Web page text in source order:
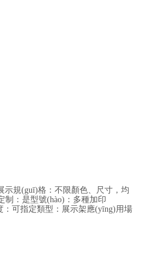
(guī)格：不限顏色、尺寸，均
制：是型號(hào)：多種加印
可指定類型：展示架應(yīng)用場